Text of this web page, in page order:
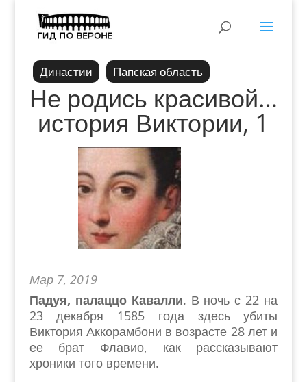
Династии Папская область
Не родись красивой…
история Виктории, 1
Мар 7, 2019
Падуя, палаццо Кавалли. В ночь с 22 на
23 декабря 1585 года здесь убиты
Виктория Аккорамбони в возрасте 28 лет и
ее брат Флавио, как рассказывают
хроники того времени.